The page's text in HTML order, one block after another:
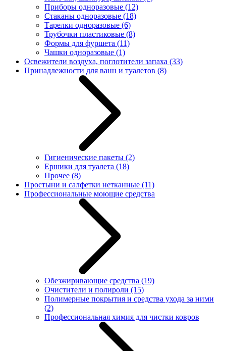
Приборы одноразовые (12)
Стаканы одноразовые (18)
Тарелки одноразовые (6)
Трубочки пластиковые (8)
Формы для фуршета (11)
Чашки одноразовые (1)
Освежители воздуха, поглотители запаха (33)
Принадлежности для ванн и туалетов (8)
Гигиенические пакеты (2)
Ершики для туалета (18)
Прочее (8)
Простыни и салфетки нетканные (11)
Профессиональные моющие средства
Обезжиривающие средства (19)
Очистители и полироли (15)
Полимерные покрытия и средства ухода за ними
(2)
Профессиональная химия для чистки ковров